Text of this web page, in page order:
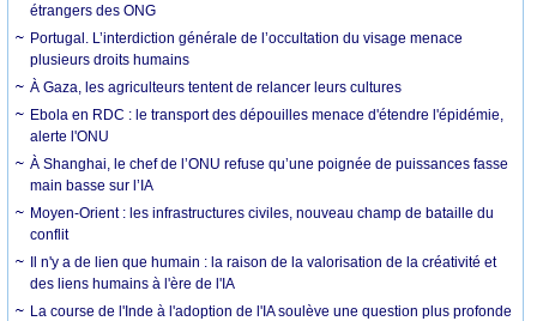
étrangers des ONG
Portugal. L’interdiction générale de l’occultation du visage menace
plusieurs droits humains
À Gaza, les agriculteurs tentent de relancer leurs cultures
Ebola en RDC : le transport des dépouilles menace d'étendre l'épidémie,
alerte l'ONU
À Shanghai, le chef de l’ONU refuse qu’une poignée de puissances fasse
main basse sur l’IA
Moyen-Orient : les infrastructures civiles, nouveau champ de bataille du
conflit
Il n'y a de lien que humain : la raison de la valorisation de la créativité et
des liens humains à l'ère de l'IA
La course de l'Inde à l'adoption de l'IA soulève une question plus profonde